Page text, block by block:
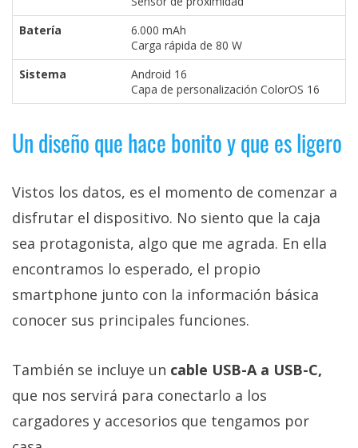
Batería
6.000 mAh
Carga rápida de 80 W
Sistema
Android 16
Capa de personalización ColorOS 16
Un diseño que hace bonito y que es ligero
Vistos los datos, es el momento de comenzar a
disfrutar el dispositivo. No siento que la caja
sea protagonista, algo que me agrada. En ella
encontramos lo esperado, el propio
smartphone junto con la información básica
conocer sus principales funciones.
También se incluye un cable USB-A a USB-C,
que nos servirá para conectarlo a los
cargadores y accesorios que tengamos por